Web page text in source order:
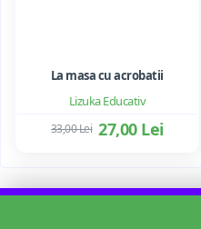
Lizuka Educativ
La masa cu acrobatii
27,00 Lei
33,00 Lei